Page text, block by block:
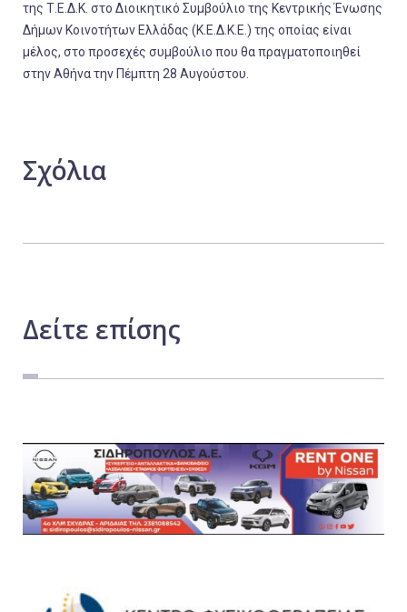
της Τ.Ε.Δ.Κ. στο Διοικητικό Συμβούλιο της Κεντρικής Ένωσης
Δήμων Κοινοτήτων Ελλάδας (Κ.Ε.Δ.Κ.Ε.) της οποίας είναι
μέλος, στο προσεχές συμβούλιο που θα πραγματοποιηθεί
στην Αθήνα την Πέμπτη 28 Αυγούστου.
Σχόλια
Δείτε επίσης